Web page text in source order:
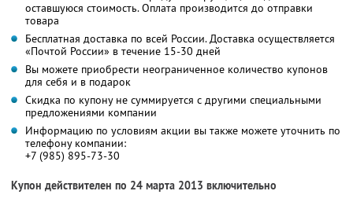
оставшуюся стоимость. Оплата производится до отправки
товара
Бесплатная доставка по всей России. Доставка осуществляется
«Почтой России» в течение 15-30 дней
Вы можете приобрести неограниченное количество купонов
для себя и в подарок
Скидка по купону не суммируется с другими специальными
предложениями компании
Информацию по условиям акции вы также можете уточнить по
телефону компании:
+7 (985) 895-73-30
Купон действителен по 24 марта 2013 включительно